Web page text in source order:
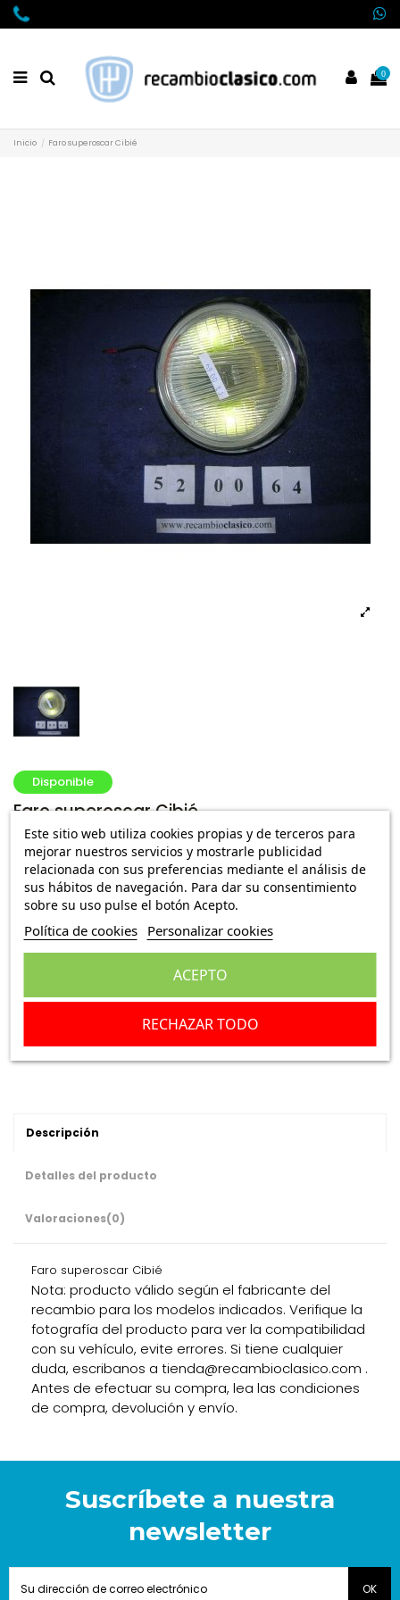
0
Inicio Faro superoscar Cibié
Disponible
Faro superoscar Cibié
Ref.: 520064E110
123,05 € 8,49 €Envío Peninsula
Añadir a la cesta
Descripción
Detalles del producto
Valoraciones(0)
Faro superoscar Cibié
Nota: producto válido según el fabricante del
recambio para los modelos indicados. Verifique la
fotografía del producto para ver la compatibilidad
con su vehículo, evite errores. Si tiene cualquier
duda, escribanos a tienda@recambioclasico.com .
Antes de efectuar su compra, lea las condiciones
de compra, devolución y envío.
Suscríbete a nuestra
newsletter
Este sitio web utiliza cookies propias y de terceros para
mejorar nuestros servicios y mostrarle publicidad
relacionada con sus preferencias mediante el análisis de
sus hábitos de navegación. Para dar su consentimiento
sobre su uso pulse el botón Acepto.
Política de cookies Personalizar cookies
RECHAZAR TODO
ACEPTO